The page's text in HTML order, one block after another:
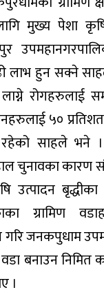
मुख्य पेशा
लाभ हुन सक्ने
रोगहरुलाई
५०
रहेको साहले भने
चुनावका
उत्पादन
ग्रामिण
जनकपुधाम
बनाउन निमित
।